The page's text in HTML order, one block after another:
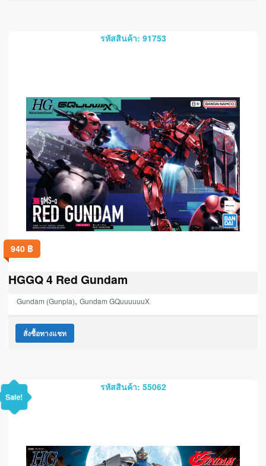
รหัสสินค้า: 91753
940 ฿
HGGQ 4 Red Gundam
Gundam (Gunpla), Gundam GQuuuuuuX
สั่งซื้อทางแชท
รหัสสินค้า: 55062
Sale!